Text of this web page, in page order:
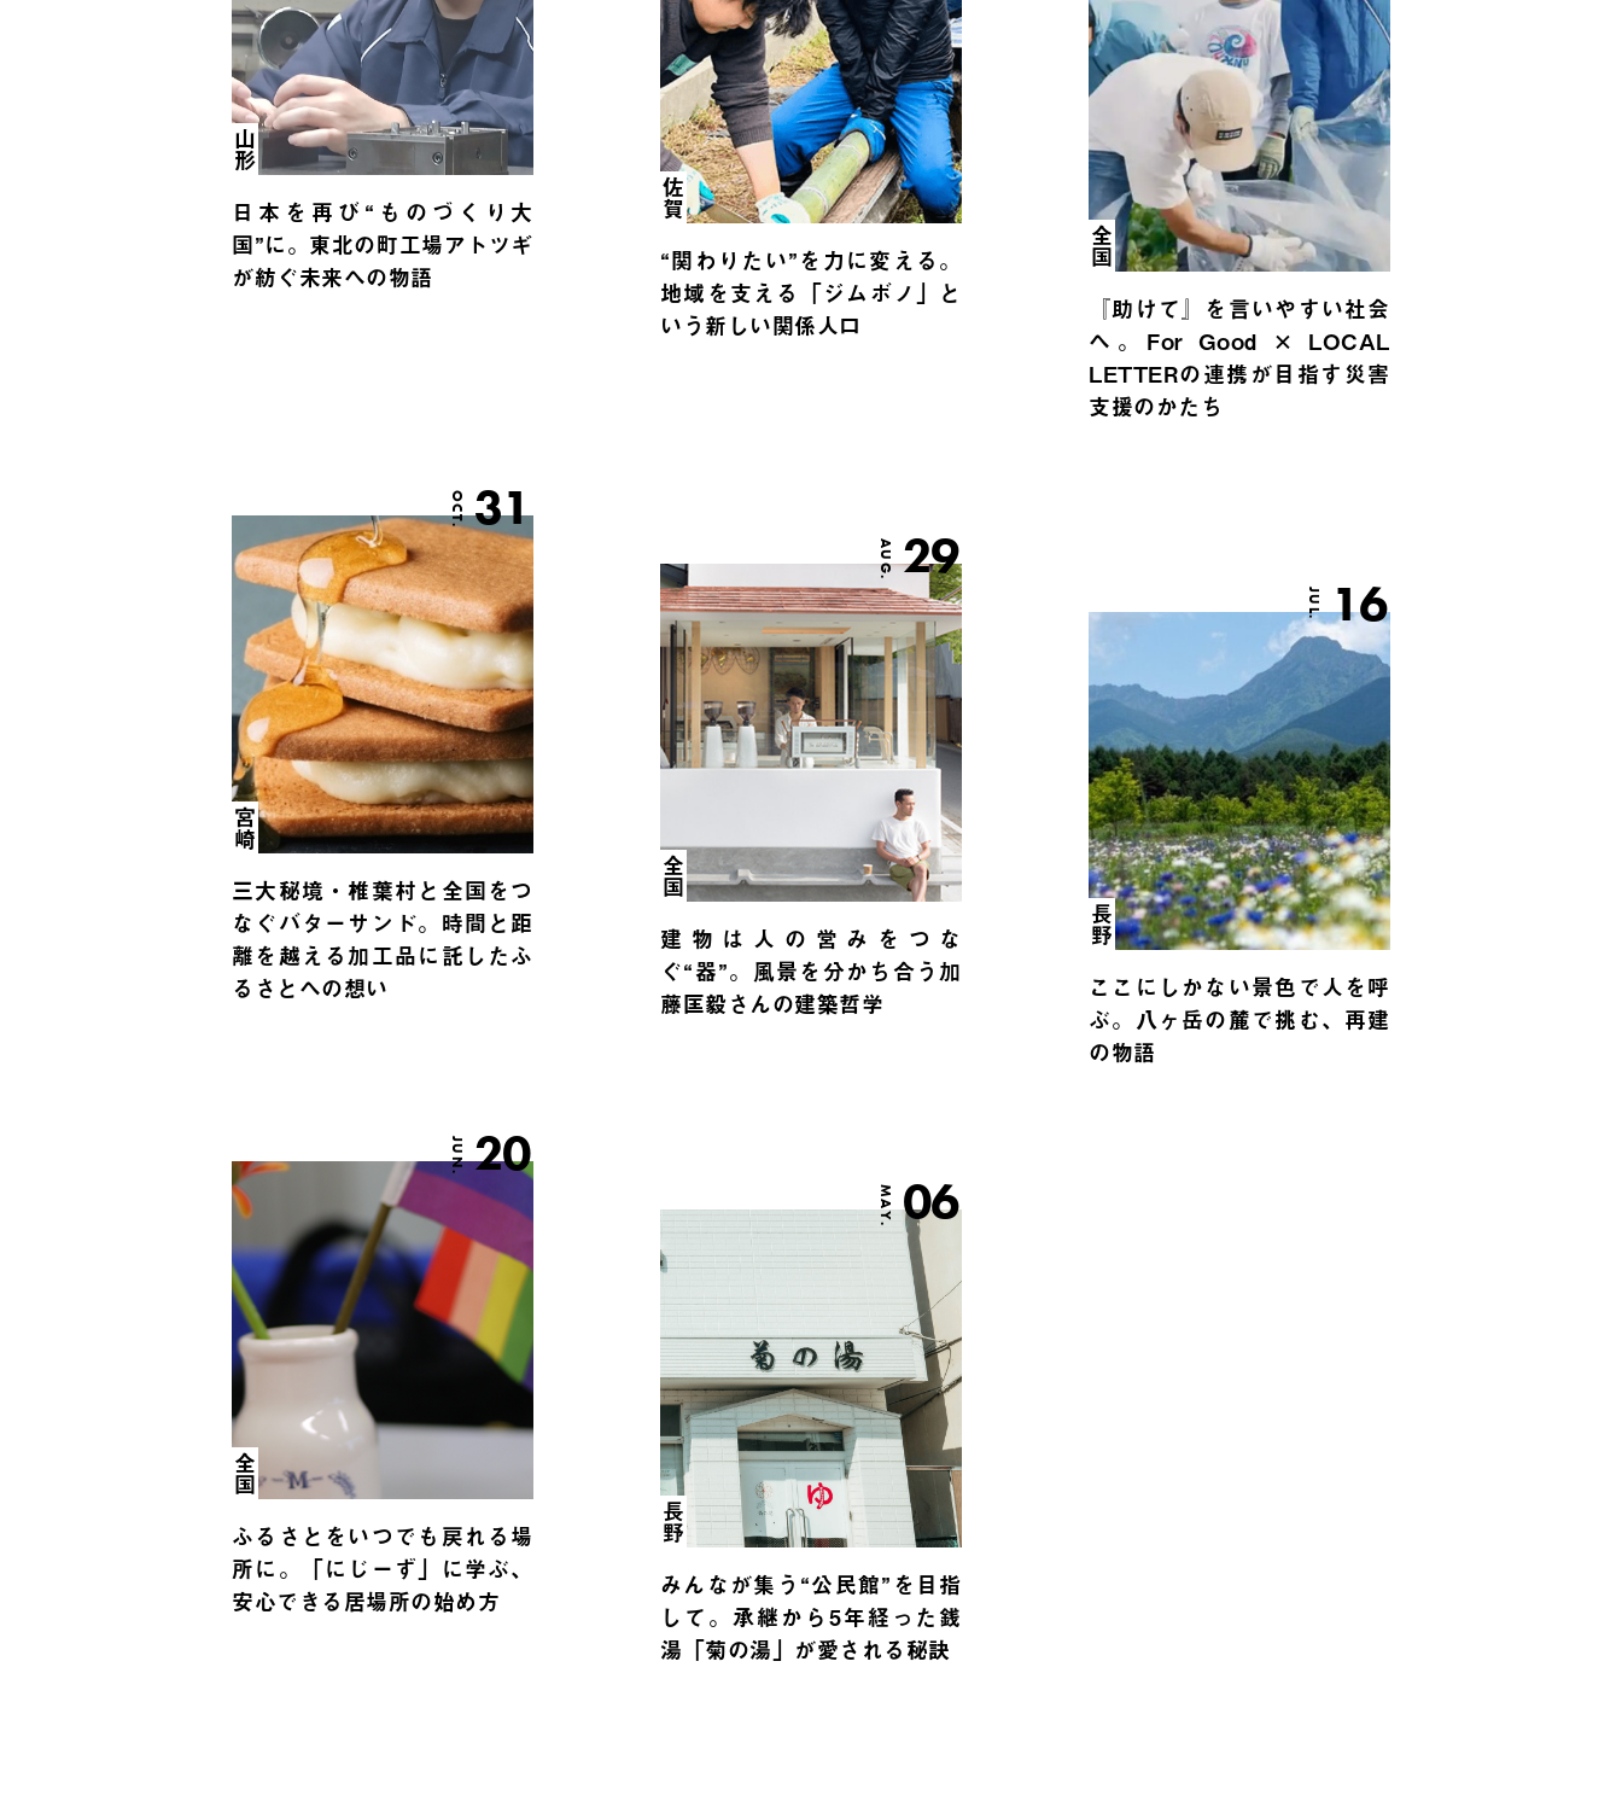
山形
日本を再び“ものづくり大
国”に。東北の町工場アトツギ
が紡ぐ未来への物語
佐賀
“関わりたい”を力に変える。
地域を支える「ジムボノ」と
いう新しい関係人口
全国
『助けて』を言いやすい社会
へ。For Good × LOCAL
LETTERの連携が目指す災害
支援のかたち
OCT.31
宮崎
三大秘境・椎葉村と全国をつ
なぐバターサンド。時間と距
離を越える加工品に託したふ
るさとへの想い
AUG.29
全国
建物は人の営みをつな
ぐ“器”。風景を分かち合う加
藤匡毅さんの建築哲学
JUL. 16
長野
ここにしかない景色で人を呼
ぶ。八ヶ岳の麓で挑む、再建
の物語
JUN.20
全国
ふるさとをいつでも戻れる場
所に。「にじーず」に学ぶ、
安心できる居場所の始め方
MAY.06
長野
みんなが集う“公民館”を目指
して。承継から5年経った銭
湯「菊の湯」が愛される秘訣